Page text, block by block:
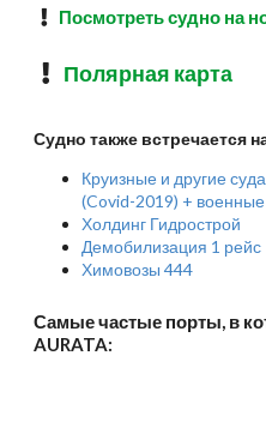
Посмотреть судно на
Полярная карта
Судно также встречается
Круизные и другие
(Covid-2019) + военные
Холдинг Гидрострой
Демобилизация 1 рейс
Химовозы 444
Самые частые порты, в
AURATA: